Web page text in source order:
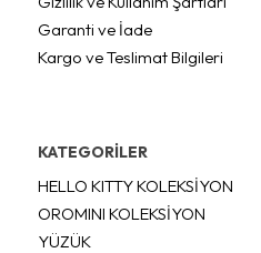
Garanti ve İade
Kargo ve Teslimat Bilgileri
KATEGORİLER
HELLO KITTY KOLEKSİYON
OROMINI KOLEKSİYON
YÜZÜK